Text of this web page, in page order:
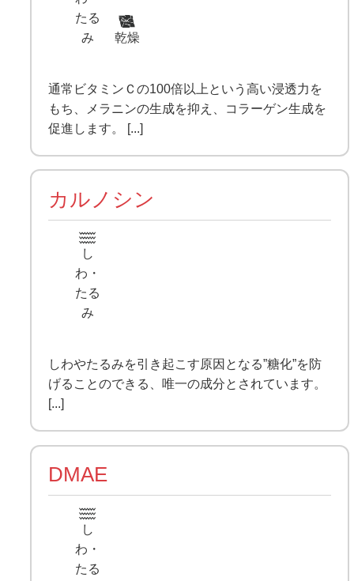
たる
み
乾燥
通常ビタミンＣの100倍以上という高い浸透力を
もち、メラニンの生成を抑え、コラーゲン生成を
促進します。 [...]
カルノシン
し
わ・
たる
み
しわやたるみを引き起こす原因となる”糖化”を防
げることのできる、唯一の成分とされています。
[...]
DMAE
し
わ・
たる